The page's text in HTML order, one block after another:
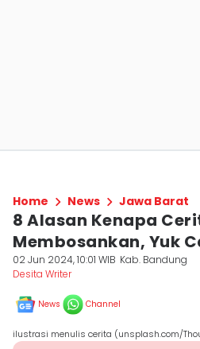
Home News Jawa Barat
8 Alasan Kenapa
Membosankan, Yuk
02 Jun 2024, 10:01 WIB Kab. Bandung
Desita Writer
News Channel
ilustrasi menulis cerita (unsplash.com/